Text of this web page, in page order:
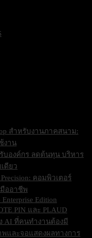
สำหรับงานภาคสนาม:
งาน
บองค์กร ลดต้นทุน บริหาร
ดียว
คอมพิวเตอร์
ออาชีพ
Edition
PIN และ PLAUD
AI ที่คนทำงานต้องมี
พและจอแสดงผลทางการ